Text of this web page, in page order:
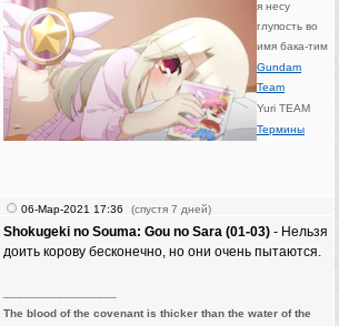
я несу
глупость во
имя бака-тим
Gundam
Team
Yuri TEAM
Термины
06-Мар-2021 17:36 (спустя 7 дней)
Shokugeki no Souma: Gou no Sara (01-03) - Нельзя
доить корову бесконечно, но они очень пытаются.
The blood of the covenant is thicker than the water of the